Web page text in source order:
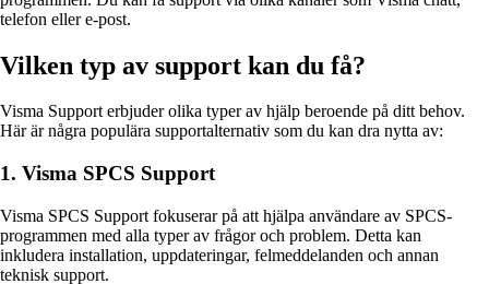
telefon eller e-post.
Vilken typ av support kan du få?
Visma Support erbjuder olika typer av hjälp beroende på ditt behov.
Här är några populära supportalternativ som du kan dra nytta av:
1. Visma SPCS Support
Visma SPCS Support fokuserar på att hjälpa användare av SPCS-
programmen med alla typer av frågor och problem. Detta kan
inkludera installation, uppdateringar, felmeddelanden och annan
teknisk support.